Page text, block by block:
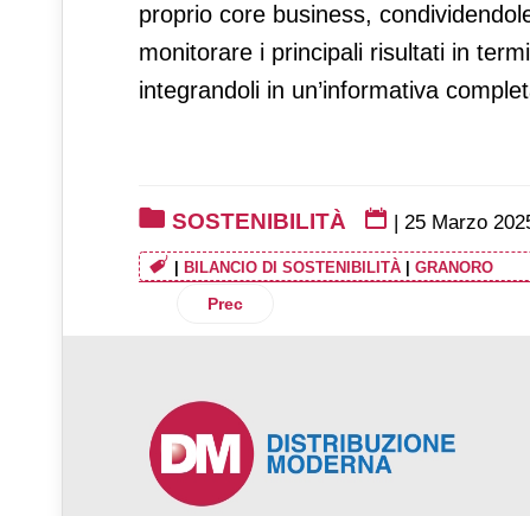
proprio core business,
monitorare i principali risultati in
integrandoli in un’informativa
SOSTENIBILITÀ | 25 Marzo
BILANCIO DI SOSTENIBILITÀ GRANORO
Articolo precedente: Too Good To Go,
Prec